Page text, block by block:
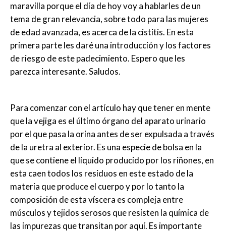
maravilla porque el día de hoy voy a hablarles de un
tema de gran relevancia, sobre todo para las mujeres
de edad avanzada, es acerca de la cistitis. En esta
primera parte les daré una introducción y los factores
de riesgo de este padecimiento. Espero que les
parezca interesante. Saludos.
Para comenzar con el artículo hay que tener en mente
que la vejiga es el último órgano del aparato urinario
por el que pasa la orina antes de ser expulsada a través
de la uretra al exterior. Es una especie de bolsa en la
que se contiene el líquido producido por los riñones, en
esta caen todos los residuos en este estado de la
materia que produce el cuerpo y por lo tanto la
composición de esta víscera es compleja entre
músculos y tejidos serosos que resisten la química de
las impurezas que transitan por aquí. Es importante